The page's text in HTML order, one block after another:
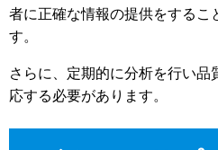
者に正確な情報の提供をするこ
す。
さらに、定期的に分析を行い
応する必要があります。